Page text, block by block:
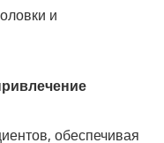
и
обеспечивая